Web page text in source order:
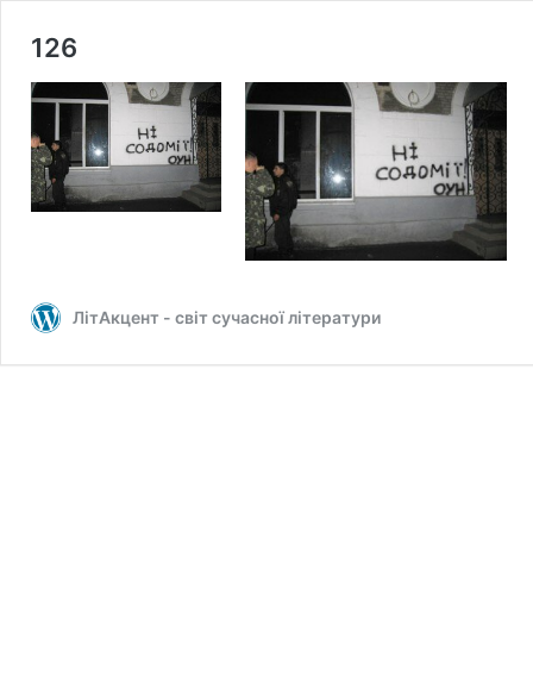
126
ЛітАкцент - світ сучасної літератури